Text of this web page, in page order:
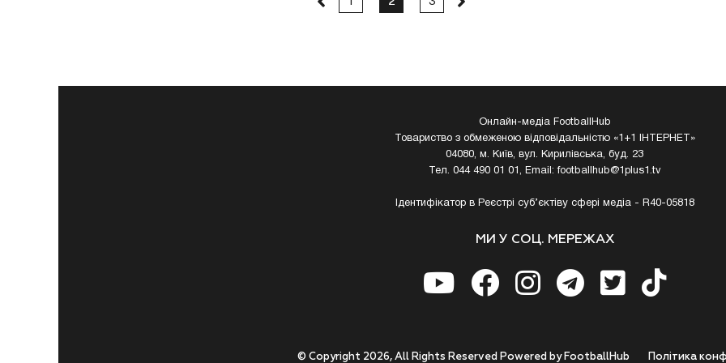
Онлайн-медіа FootballHub
Товариство з обмеженою відповідальністю «1+1 ІНТЕРНЕТ»
04080, м. Київ, вул. Кирилівська, буд. 23
Тел. 044 490 01 01, Email:footballhub@1plus1.tv
Ідентифікатор в Реєстрі суб’єктіву сфері медіа - R40-05818
МИ У СОЦ. МЕРЕЖАХ
Полiтика
© Copyright 2026, All Rights Reserved Powered by FootballHub